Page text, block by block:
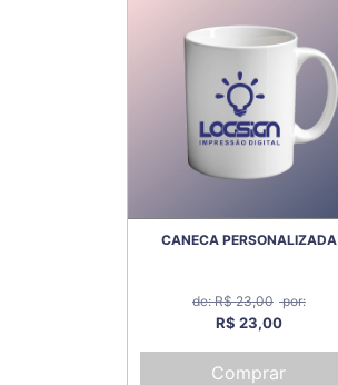
CANECA PERSONALIZADA
de: R$ 23,00 por:
R$ 23,00
Comprar